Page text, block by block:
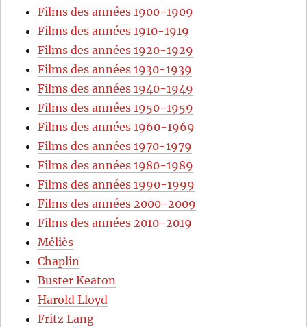
Films des années 1900-1909
Films des années 1910-1919
Films des années 1920-1929
Films des années 1930-1939
Films des années 1940-1949
Films des années 1950-1959
Films des années 1960-1969
Films des années 1970-1979
Films des années 1980-1989
Films des années 1990-1999
Films des années 2000-2009
Films des années 2010-2019
Méliès
Chaplin
Buster Keaton
Harold Lloyd
Fritz Lang